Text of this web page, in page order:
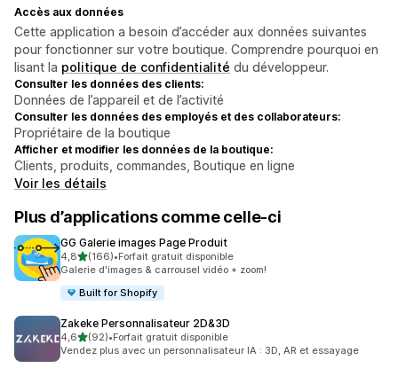
Accès aux données
Cette application a besoin d’accéder aux données suivantes
pour fonctionner sur votre boutique. Comprendre pourquoi en
lisant la politique de confidentialité du développeur.
Consulter les données des clients:
Données de l’appareil et de l’activité
Consulter les données des employés et des collaborateurs:
Propriétaire de la boutique
Afficher et modifier les données de la boutique:
Clients, produits, commandes, Boutique en ligne
Voir les détails
Plus d’applications comme celle-ci
GG Galerie images Page Produit
4,8étoile(s) sur 5
(166)
166 avis au total
•Forfait gratuit disponible
Galerie d'images & carrousel vidéo + zoom!
Built for Shopify
Zakeke Personnalisateur 2D&3D
4,6étoile(s) sur 5
(92)
92 avis au total
•Forfait gratuit disponible
Vendez plus avec un personnalisateur IA : 3D, AR et essayage